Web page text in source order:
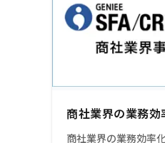
商社業界の業務効
商社業界の業務効率